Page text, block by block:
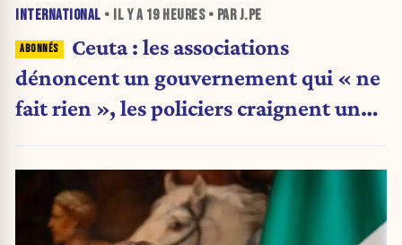
INTERNATIONAL • IL Y A 19 HEURES• PAR J.PE
Ceuta : les associations
dénoncent un gouvernement qui « ne
fait rien », les policiers craignent une